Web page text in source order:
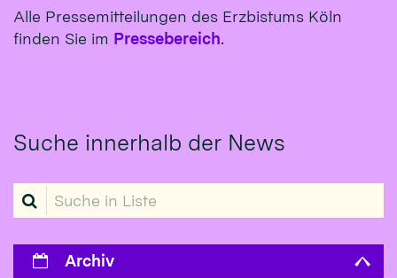
Alle Pressemitteilungen des Erzbistums Köln
finden Sie im Pressebereich.
Suche innerhalb der News
Suche in Liste
Archiv